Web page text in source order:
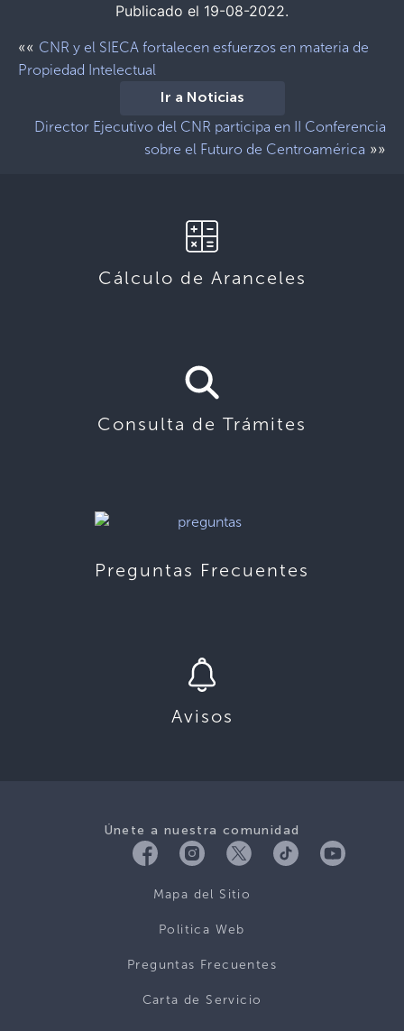
Publicado el 19-08-2022.
«« CNR y el SIECA fortalecen esfuerzos en materia de
Propiedad Intelectual
Ir a Noticias
Director Ejecutivo del CNR participa en II Conferencia
sobre el Futuro de Centroamérica »»
Cálculo de Aranceles
Consulta de Trámites
Preguntas Frecuentes
Avisos
Únete a nuestra comunidad
Mapa del Sitio
Politica Web
Preguntas Frecuentes
Carta de Servicio